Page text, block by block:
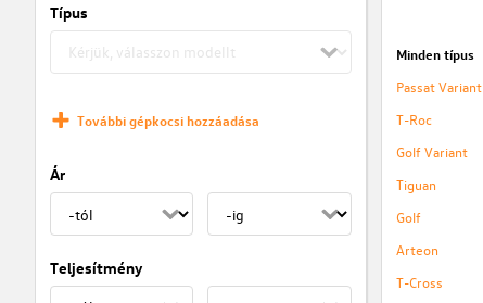
Típus
További gépkocsi hozzáadása
Ár
Teljesítmény
Minden típus
Passat Variant
T-Roc
Golf Variant
Tiguan
Golf
Arteon
T-Cross